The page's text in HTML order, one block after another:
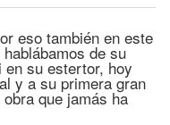
eso también en este
de su
su estertor, hoy
y a su primera gran
obra que jamás ha